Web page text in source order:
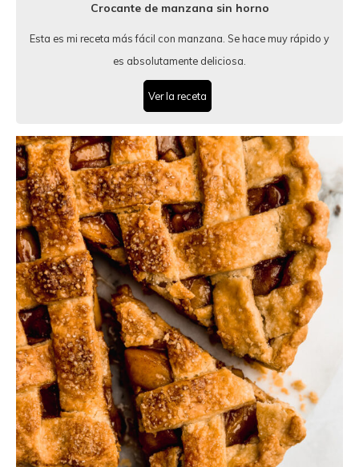
Crocante de manzana sin horno
Esta es mi receta más fácil con manzana. Se hace muy rápido y
es absolutamente deliciosa.
Ver la receta